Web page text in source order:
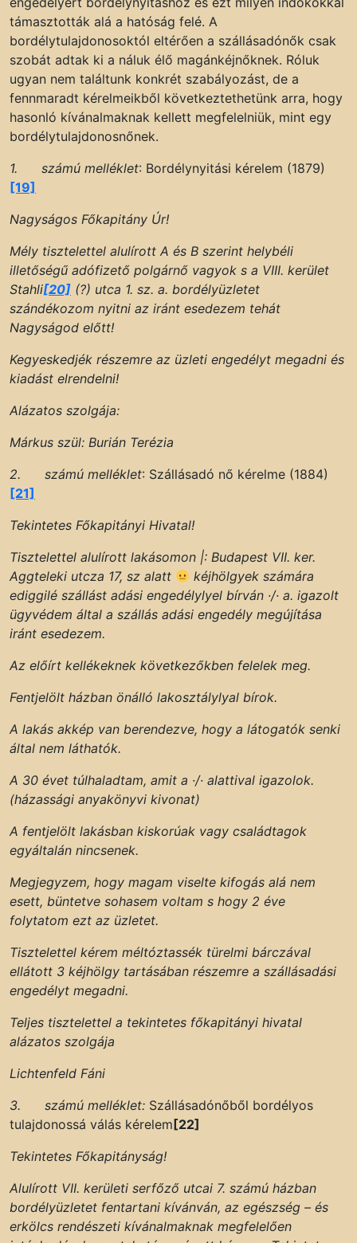
támasztották alá a hatóság felé. A
bordélytulajdonosoktól eltérően a szállásadónők csak
szobát adtak ki a náluk élő magánkéjnőknek. Róluk
ugyan nem találtunk konkrét szabályozást, de a
fennmaradt kérelmeikből következtethetünk arra, hogy
hasonló kívánalmaknak kellett megfelelniük, mint egy
bordélytulajdonosnőnek.
1. számú melléklet: Bordélynyitási kérelem (1879)
[19]
Nagyságos Főkapitány Úr!
Mély tisztelettel alulírott A és B szerint helybéli
illetőségű adófizető polgárnő vagyok s a VIII. kerület
Stahli[20] (?) utca 1. sz. a. bordélyüzletet
szándékozom nyitni az iránt esedezem tehát
Nagyságod előtt!
Kegyeskedjék részemre az üzleti engedélyt megadni és
kiadást elrendelni!
Alázatos szolgája:
Márkus szül: Burián Terézia
2. számú melléklet: Szállásadó nő kérelme (1884)
[21]
Tekintetes Főkapitányi Hivatal!
Tisztelettel alulírott lakásomon |: Budapest VII. ker.
Aggteleki utcza 17, sz alatt
kéjhölgyek számára
ediggilé szállást adási engedélylyel bírván ·/· a. igazolt
ügyvédem által a szállás adási engedély megújítása
iránt esedezem.
Az előírt kellékeknek következőkben felelek meg.
Fentjelölt házban önálló lakosztálylyal bírok.
A lakás akkép van berendezve, hogy a látogatók senki
által nem láthatók.
A 30 évet túlhaladtam, amit a ·/· alattival igazolok.
(házassági anyakönyvi kivonat)
A fentjelölt lakásban kiskorúak vagy családtagok
egyáltalán nincsenek.
Megjegyzem, hogy magam viselte kifogás alá nem
esett, büntetve sohasem voltam s hogy 2 éve
folytatom ezt az üzletet.
Tisztelettel kérem méltóztassék türelmi bárczával
ellátott 3 kéjhölgy tartásában részemre a szállásadási
engedélyt megadni.
Teljes tisztelettel a tekintetes főkapitányi hivatal
alázatos szolgája
Lichtenfeld Fáni
3. számú melléklet: Szállásadónőből bordélyos
tulajdonossá válás kérelem [22]
Tekintetes Főkapitányság!
Alulírott VII. kerületi serfőző utcai 7. számú házban
bordélyüzletet fentartani kívánván, az egészség – és
erkölcs rendészeti kívánalmaknak megfelelően